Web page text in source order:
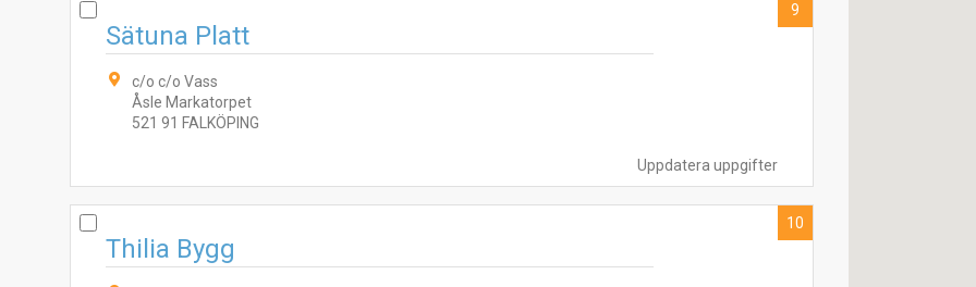
Uppdatera uppgifter
Sätuna Platt
c/o c/o Vass
Åsle Markatorpet
521 91 FALKÖPING
9
Thilia Bygg
10